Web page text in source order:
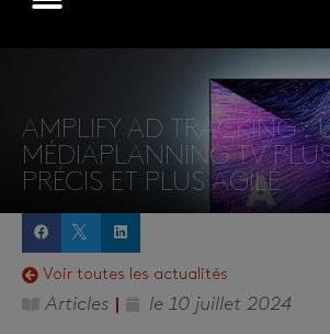
AMPLIFY AD TRACKING :
MÉDIAPLANNING TV
PRÉCIS ET PLUS AGILE
Voir toutes les actualités
Articles le 10 juillet 2024